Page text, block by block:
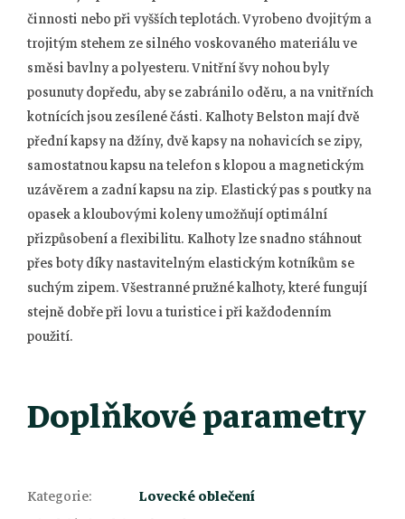
činnosti nebo při vyšších teplotách.Vyrobeno dvojitým a
trojitým stehem ze silného voskovaného materiálu ve
směsi bavlny a polyesteru.Vnitřní švy nohou byly
posunuty dopředu, aby se zabránilo oděru, a na vnitřních
kotnících jsou zesílené části. Kalhoty Belston mají dvě
přední kapsy na džíny, dvě kapsy na nohavicích se zipy,
samostatnou kapsu na telefon s klopou a magnetickým
uzávěrem a zadní kapsu na zip. Elastický pas s poutky na
opasek a kloubovými koleny umožňují optimální
přizpůsobení a flexibilitu. Kalhoty lze snadno stáhnout
přes boty díky nastavitelným elastickým kotníkům se
suchým zipem.Všestranné pružné kalhoty, které fungují
stejně dobře při lovu a turistice i při každodenním
použití.
Doplňkové parametry
Kategorie:
Lovecké oblečení